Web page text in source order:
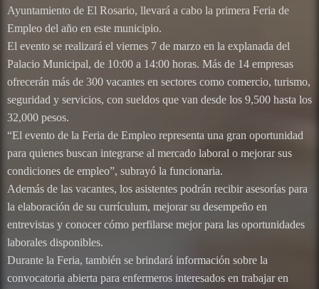
Ayuntamiento de El Rosario, llevará a cabo la primera Feria de
Empleo del año en este municipio.
El evento se realizará el viernes 7 de marzo en la explanada del
Palacio Municipal, de 10:00 a 14:00 horas. Más de 14 empresas
ofrecerán más de 300 vacantes en sectores como comercio, turismo,
seguridad y servicios, con sueldos que van desde los 9,500 hasta los
32,000 pesos.
“El evento de la Feria de Empleo representa una gran oportunidad
para quienes buscan integrarse al mercado laboral o mejorar sus
condiciones de empleo”, subrayó la funcionaria.
Además de las vacantes, los asistentes podrán recibir asesorías para
la elaboración de su currículum, mejorar su desempeño en
entrevistas y conocer cómo perfilarse mejor para las oportunidades
laborales disponibles.
Durante la Feria, también se brindará información sobre la
convocatoria abierta para enfermeros interesados en trabajar en